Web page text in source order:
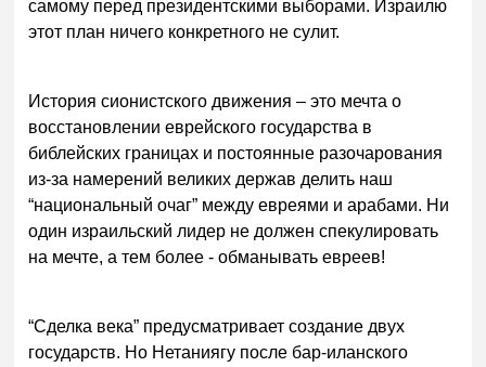
самому перед президентскими выборами. Израилю
этот план ничего конкретного не сулит.
История сионистского движения – это мечта о
восстановлении еврейского государства в
библейских границах и постоянные разочарования
из-за намерений великих держав делить наш
“национальный очаг” между евреями и арабами. Ни
один израильский лидер не должен спекулировать
на мечте, а тем более - обманывать евреев!
“Сделка века” предусматривает создание двух
государств. Но Нетаниягу после бар-иланского